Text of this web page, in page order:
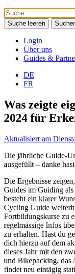
Suche leeren
Login
Über uns
Guides &
DE
FR
Was zeigte
2024 für
Aktualisiert am
Die jährliche Guide-
ausgefüllt – danke
Die Ergebnisse
Guides im Guiding
besteht ein klarer
Cycling Guide
Fortbildungskurse zu
regelmässige Infos
zu erhalten. Hast du
dich hierzu auf dem
dieses Jahr mit den
und Bikepacking,
findet neu eintägig